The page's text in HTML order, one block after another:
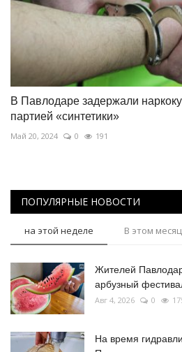
В Павлодаре задержали
партией «синтетики»
Май 20, 2024 0 191
ПОПУЛЯРНЫЕ НОВОСТИ
на этой неделе В этом
Жителей
арбузный
Авг 4, 2026 0
На время